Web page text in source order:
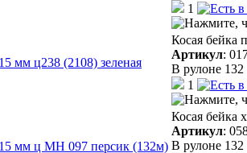
1
Косая бейка
Артикул:
В рулоне
1
Косая бейка
Артикул:
В рулоне